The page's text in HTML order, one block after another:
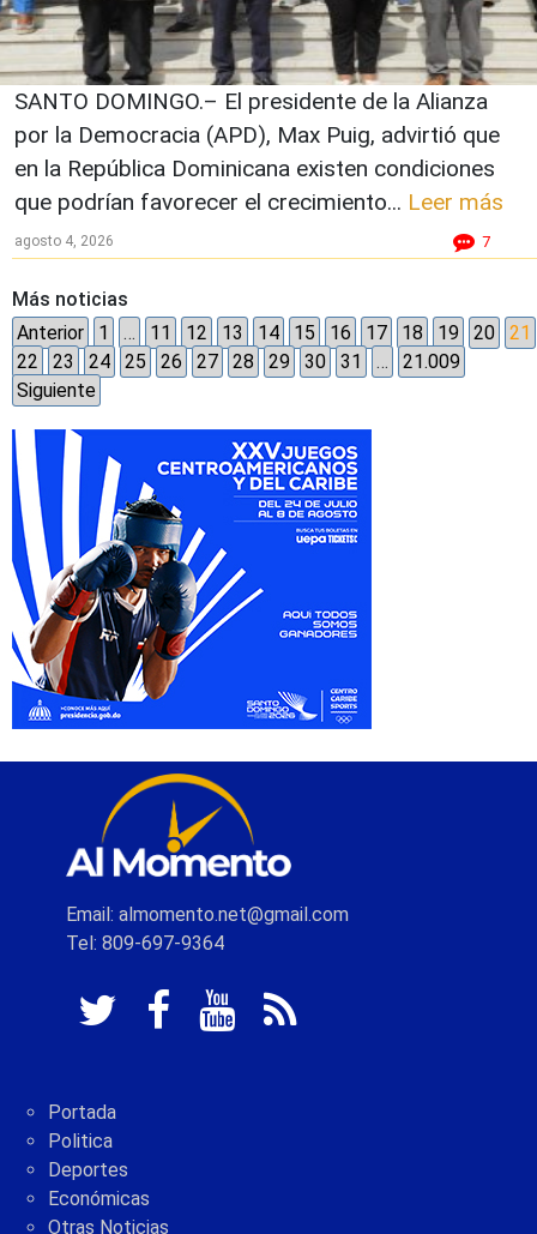
SANTO DOMINGO.– El presidente de la Alianza
por la Democracia (APD), Max Puig, advirtió que
en la República Dominicana existen condiciones
que podrían favorecer el crecimiento... Leer más
agosto 4, 2026 7
Más noticias
Anterior
1 … 11 12 13 14 15 16 17 18 19 20
21
22
23 24 25 26 27 28 29 30 31 …
21.009
Siguiente
Email: almomento.net@gmail.com
Tel: 809-697-9364
Portada
Politica
Deportes
Económicas
Otras Noticias